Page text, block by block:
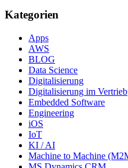
Kategorien
Apps
AWS
BLOG
Data Science
Digitalisierung
Digitalisierung im Vertrieb
Embedded Software
Engineering
iOS
IoT
KI / AI
Machine to Machine